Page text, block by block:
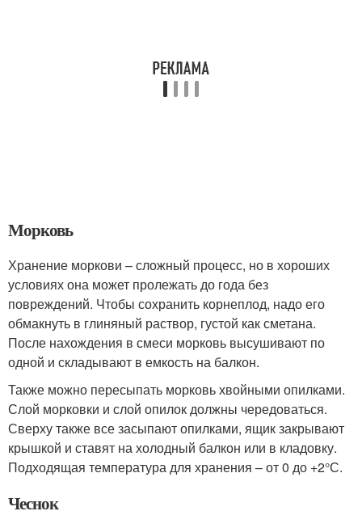
Морковь
Хранение моркови – сложный процесс, но в хороших
условиях она может пролежать до года без
повреждений. Чтобы сохранить корнеплод, надо его
обмакнуть в глиняный раствор, густой как сметана.
После нахождения в смеси морковь высушивают по
одной и складывают в емкость на балкон.
Также можно пересыпать морковь хвойными опилками.
Слой морковки и слой опилок должны чередоваться.
Сверху также все засыпают опилками, ящик закрывают
крышкой и ставят на холодный балкон или в кладовку.
Подходящая температура для хранения – от 0 до +2°С.
Чеснок